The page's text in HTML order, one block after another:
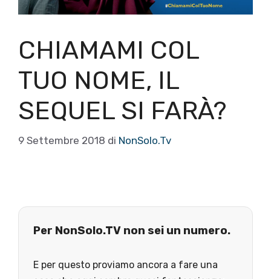
CHIAMAMI COL
TUO NOME, IL
SEQUEL SI FARÀ?
9 Settembre 2018 di NonSolo.Tv
Per NonSolo.TV non sei un numero.
E per questo proviamo ancora a fare una